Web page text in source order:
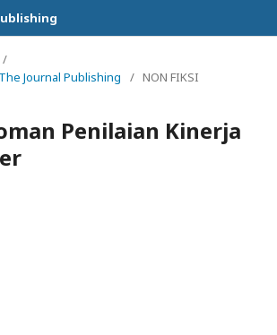
/
Journal Publishing
/ NON FIKSI
Penilaian Kinerja